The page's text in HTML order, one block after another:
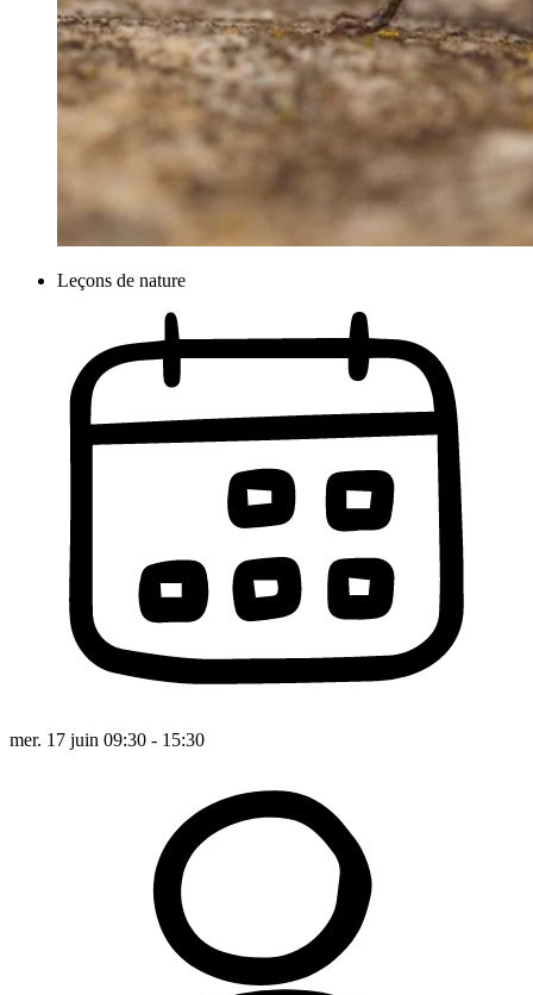
Leçons de nature
mer. 17 juin 09:30 - 15:30